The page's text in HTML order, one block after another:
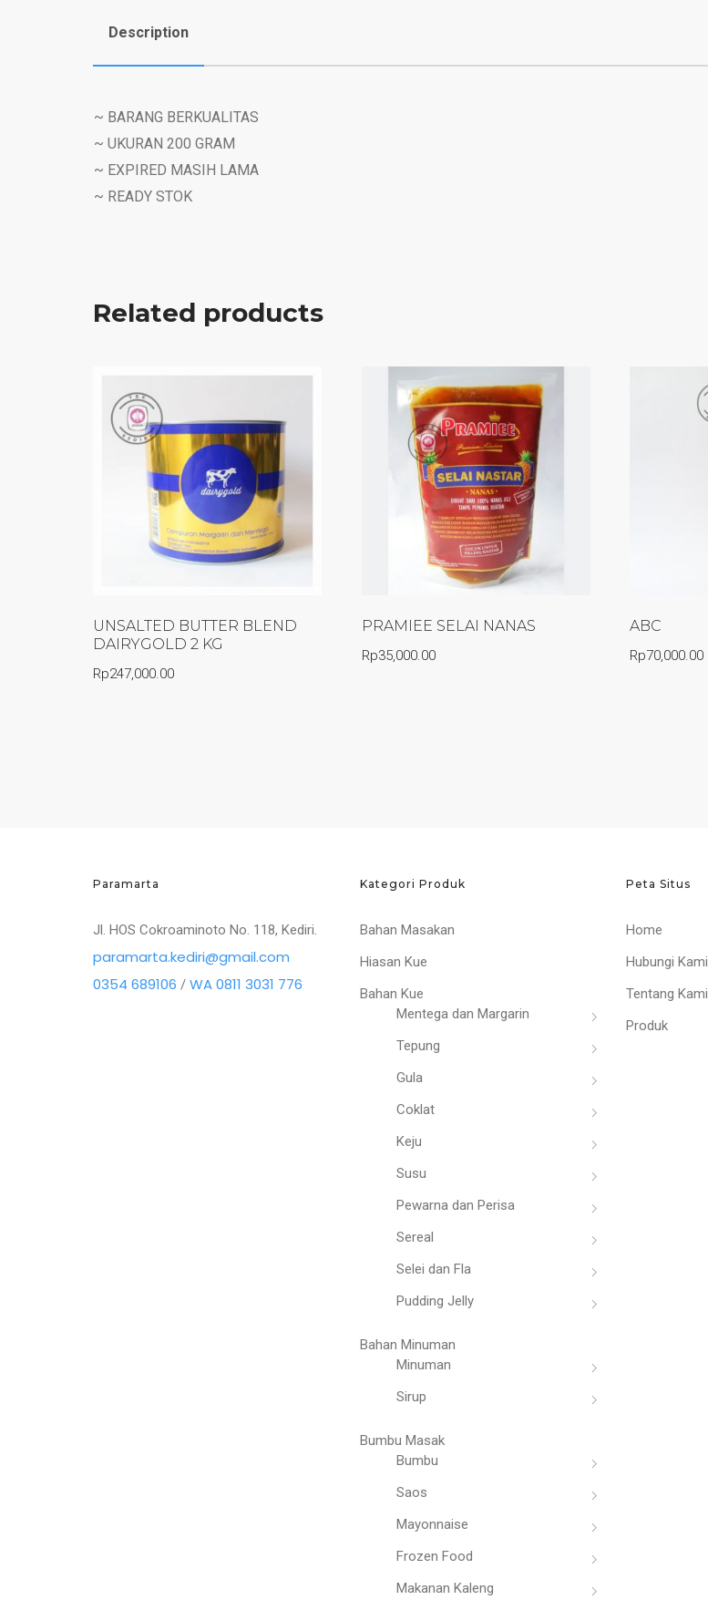
Description
~ BARANG BERKUALITAS
~ UKURAN 200 GRAM
~ EXPIRED MASIH LAMA
~ READY STOK
Related products
UNSALTED BUTTER BLEND
DAIRYGOLD 2 KG
Rp247,000.00
PRAMIEE SELAI NANAS
Rp35,000.00
ABC
Rp70,000.00
Paramarta
Jl. HOS Cokroaminoto No. 118, Kediri.
paramarta.kediri@gmail.com
0354 689106 / WA 0811 3031 776
Kategori Produk
Bahan Masakan
Hiasan Kue
Bahan Kue
Mentega dan Margarin
Tepung
Gula
Coklat
Keju
Susu
Pewarna dan Perisa
Sereal
Selei dan Fla
Pudding Jelly
Bahan Minuman
Minuman
Sirup
Bumbu Masak
Bumbu
Saos
Mayonnaise
Frozen Food
Makanan Kaleng
Peta Situs
Home
Hubungi Kami
Tentang Kami
Produk